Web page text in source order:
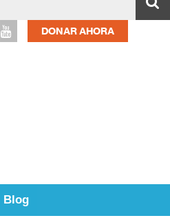
DONAR AHORA
Blog